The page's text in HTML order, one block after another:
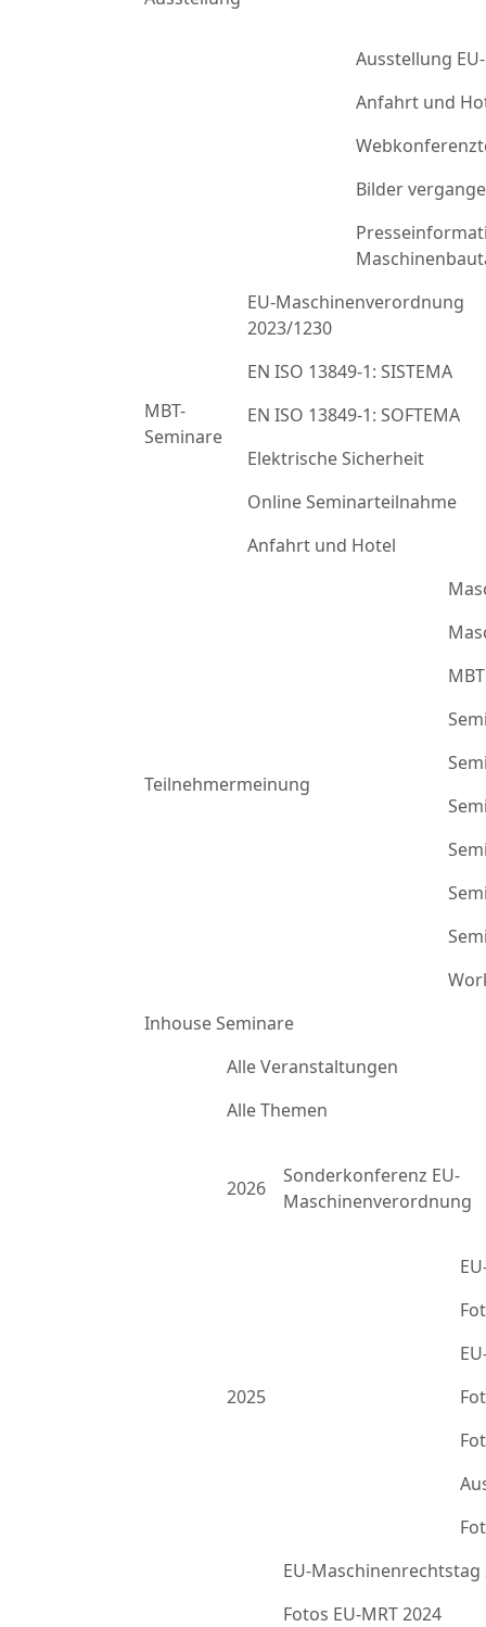
Ausstellung
Anfahrt und
Bilder
MBT-
Seminare
EU-Maschinenverordnung
2023/1230
EN ISO 13849-1: SISTEMA
EN ISO 13849-1: SOFTEMA
Elektrische Sicherheit
Online Seminarteilnahme
Anfahrt und Hotel
Teilnehmermeinung
Inhouse Seminare
Alle Veranstaltungen
Alle Themen
2026
Sonderkonferenz EU-
Maschinenverordnung
2025
EU-Maschinenrechtstag
Fotos EU-MRT 2024